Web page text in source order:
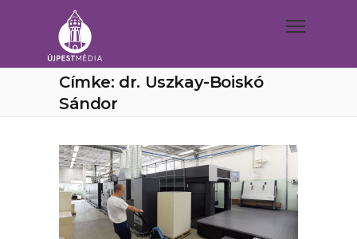
Címke: dr. Uszkay-Boiskó
Sándor